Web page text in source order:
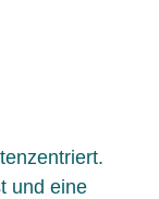
und eine